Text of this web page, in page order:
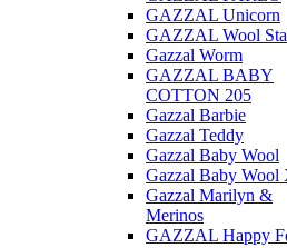
GAZZAL Unicorn
GAZZAL Wool
Gazzal Worm
GAZZAL BABY
COTTON 205
Gazzal Barbie
Gazzal Teddy
Gazzal Baby Wool
Gazzal Baby Wool
Gazzal Marilyn &
Merinos
GAZZAL Happy